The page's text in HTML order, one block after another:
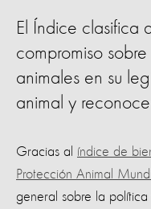
El Índice clasifica
compromiso
animales en su
animal y
Gracias al índice de
Protección Animal
general sobre la